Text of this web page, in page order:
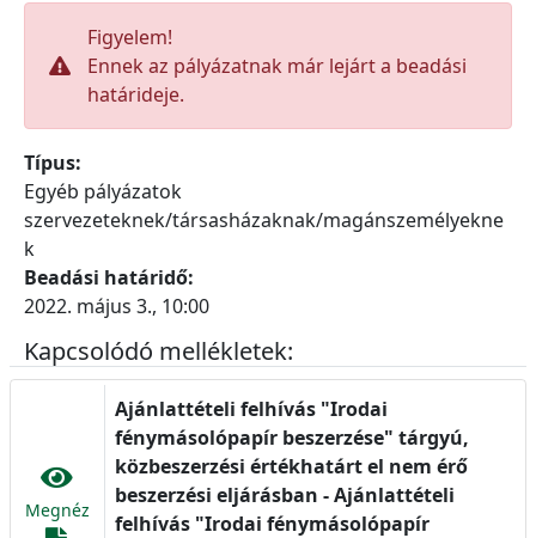
Figyelem!
Ennek az pályázatnak már lejárt a beadási
határideje.
Típus:
Egyéb pályázatok
szervezeteknek/társasházaknak/magánszemélyekne
k
Beadási határidő:
2022. május 3., 10:00
Kapcsolódó mellékletek:
Megnéz
Ajánlattételi felhívás "Irodai
fénymásolópapír beszerzése" tárgyú,
közbeszerzési értékhatárt el nem érő
beszerzési eljárásban - Ajánlattételi
felhívás "Irodai fénymásolópapír